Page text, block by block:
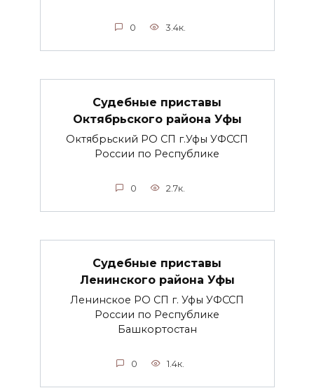
0 3.4к.
Судебные приставы
Октябрьского района Уфы
Октябрьский РО СП г.Уфы УФССП
России по Республике
0 2.7к.
Судебные приставы
Ленинского района Уфы
Ленинское РО СП г. Уфы УФССП
России по Республике
Башкортостан
0 1.4к.